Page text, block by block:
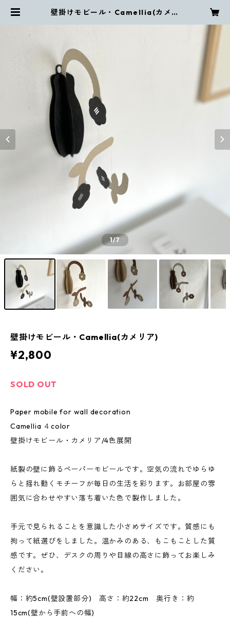
壁掛けモビール・Camellia(カメリ
1/7
壁掛けモビール・Camellia(カメリア)
¥2,800
SOLD OUT
Paper mobile for wall decoration
Camellia ４color
壁掛けモビール・カメリア/4色展開
紙製の壁に飾るペーパーモビールです。空気の流れでゆらゆ
らと揺れ動くモチーフが毎日の生活を彩ります。お部屋の雰
囲気に合わせやすい落ち着いた色で製作しました。
手元で見られることを意識した小さめサイズです。質感にも
拘って紙選びをしました。温かみのある、もこもことした質
感です。ぜひ、デスクの周りや目線の高さに飾ってお楽しみ
ください。
幅：約5cm(壁設置部分) 高さ：約22cm 奥行き：約
15cm(壁から手前への幅)